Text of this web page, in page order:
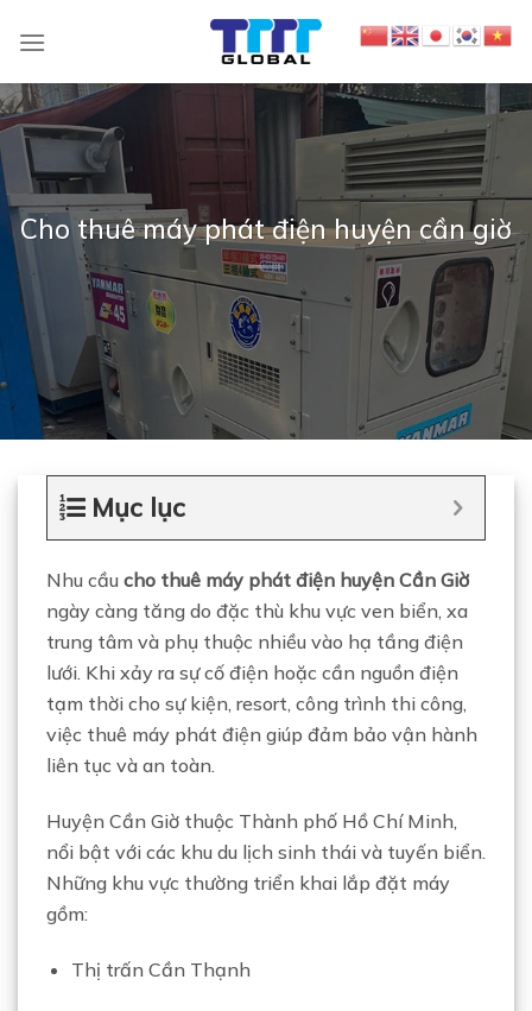
i
p
t
o
c
o
n
t
Cho thuê máy phát điện huyện cần giờ
Mục lục
Nhu cầu cho thuê máy phát điện huyện Cần Giờ
ngày càng tăng do đặc thù khu vực ven biển, xa
trung tâm và phụ thuộc nhiều vào hạ tầng điện
lưới. Khi xảy ra sự cố điện hoặc cần nguồn điện
tạm thời cho sự kiện, resort, công trình thi công,
việc thuê máy phát điện giúp đảm bảo vận hành
liên tục và an toàn.
Huyện Cần Giờ thuộc Thành phố Hồ Chí Minh
nổi bật với các khu du lịch sinh thái và tuyến biển.
Những khu vực thường triển khai lắp đặt máy
gồm:
Thị trấn Cần Thạnh